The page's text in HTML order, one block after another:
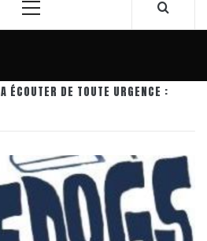
Menu
A ÉCOUTER DE TOUTE URGENCE :